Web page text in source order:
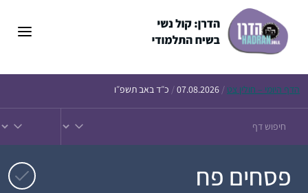
הדף היומי – חולין צט /
07.08.2026
/ כ״ד באב תשפ״ו
פסחים פח